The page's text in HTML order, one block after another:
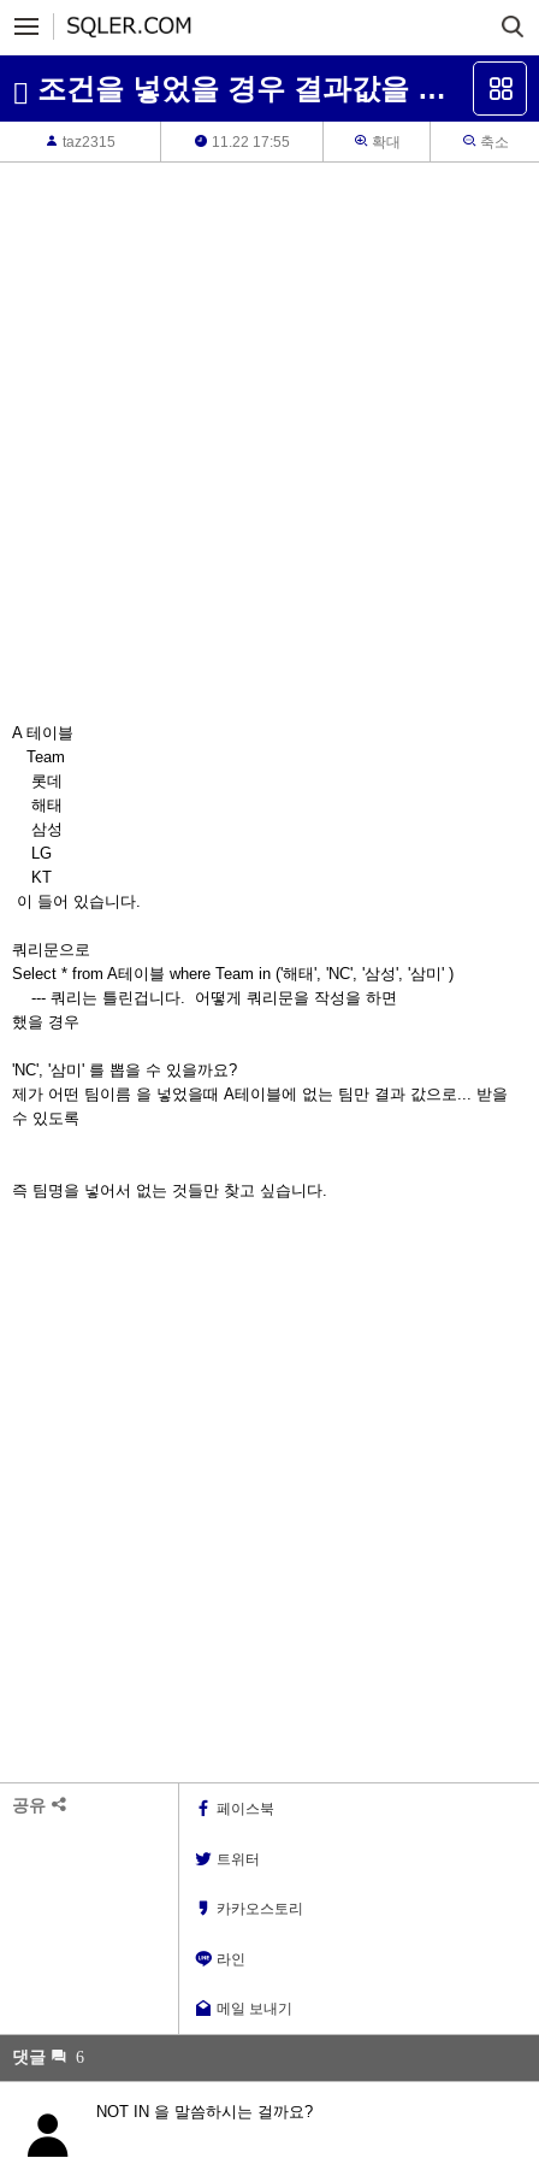
조건을 넣었을 경우 결과값을 뽑을 수 있을까요?
taz2315 11.22 17:55 확대 축소
A 테이블
Team
롯데
해태
삼성
LG
KT
이 들어 있습니다.
쿼리문으로
Select * from A테이블 where Team in ('해태', 'NC', '삼성', '삼미' )
--- 쿼리는 틀린겁니다. 어떻게 쿼리문을 작성을 하면
했을 경우
'NC', '삼미' 를 뽑을 수 있을까요?
제가 어떤 팀이름 을 넣었을때 A테이블에 없는 팀만 결과 값으로... 받을
수 있도록
즉 팀명을 넣어서 없는 것들만 찾고 싶습니다.
공유 페이스북
트위터
카카오스토리
라인
메일 보내기
댓글 6
NOT IN 을 말씀하시는 걸까요?